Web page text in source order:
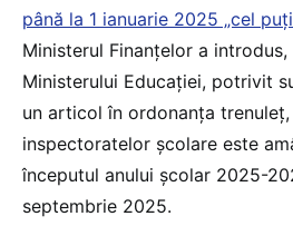
până la 1 ianuarie 2025 „cel
Ministerul Finanțelor a introdus,
Ministerului Educației, potrivit
un articol în ordonanța
inspectoratelor școlare este
începutul anului școlar 2025-
septembrie 2025.